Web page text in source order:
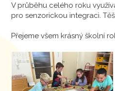
V průběhu celého roku
pro senzorickou integraci.
Přejeme všem krásný školní